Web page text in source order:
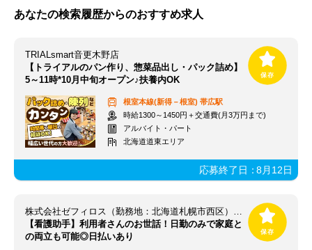
あなたの検索履歴からのおすすめ求人
TRIALsmart音更木野店
【トライアルのパン作り、惣菜品出し・パック詰め】
5～11時*10月中旬オープン♪扶養内OK
根室本線(新得－根室) 帯広駅
時給1300～1450円＋交通費(月3万円まで)
アルバイト・パート
北海道道東エリア
応募終了日：8月12日
株式会社ゼフィロス（勤務地：北海道札幌市西区）※案件ID：北00040
【看護助手】利用者さんのお世話！日勤のみで家庭と
の両立も可能◎日払いあり